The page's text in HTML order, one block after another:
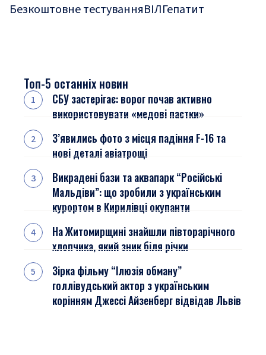
Безкоштовне тестуванняВІЛГепатит
Топ-5 останніх новин
СБУ застерігає: ворог почав активно
використовувати «медові пастки»
З’явились фото з місця падіння F-16 та
нові деталі авіатрощі
Викрадені бази та аквапарк “Російські
Мальдіви”: що зробили з українським
курортом в Кирилівці окупанти
На Житомирщині знайшли півторарічного
хлопчика, який зник біля річки
Зірка фільму “Ілюзія обману”
голлівудський актор з українським
корінням Джессі Айзенберг відвідав Львів